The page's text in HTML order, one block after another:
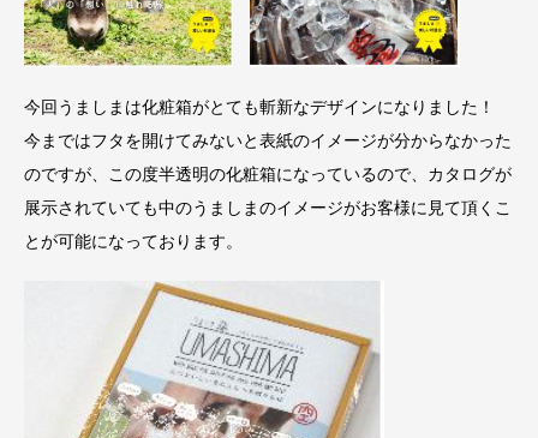
今回うましまは化粧箱がとても斬新なデザインになりました！
今まではフタを開けてみないと表紙のイメージが分からなかった
のですが、この度半透明の化粧箱になっているので、カタログが
展示されていても中のうましまのイメージがお客様に見て頂くこ
とが可能になっております。